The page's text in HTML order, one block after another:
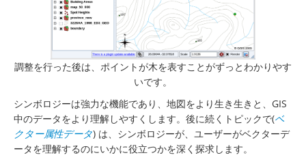
調整を行った後は、ポイントが木を表すことがずっとわかりやす
いです。
シンボロジーは強力な機能であり、地図をより生き生きと、GIS
中のデータをより理解しやすくします。後に続くトピックで(ベ
クター属性データ) は、シンボロジーが、ユーザーがベクターデ
ータを理解するのにいかに役立つかを深く探求します。